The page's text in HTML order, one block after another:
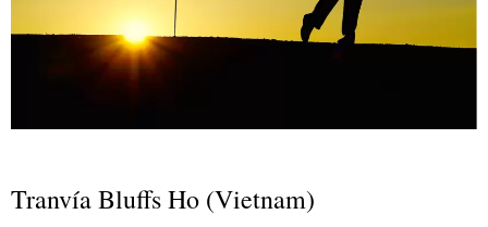
Tranvía Bluffs Ho (Vietnam)